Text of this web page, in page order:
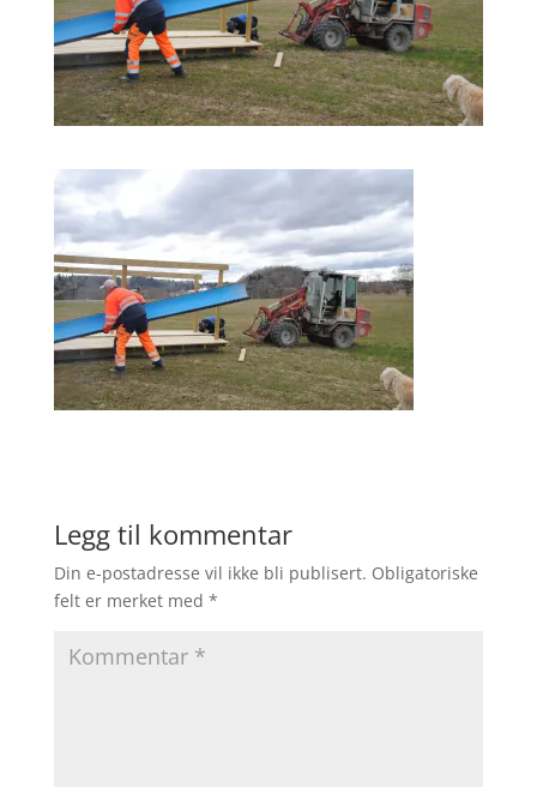
Legg til kommentar
Din e-postadresse vil ikke bli publisert. Obligatoriske
felt er merket med *